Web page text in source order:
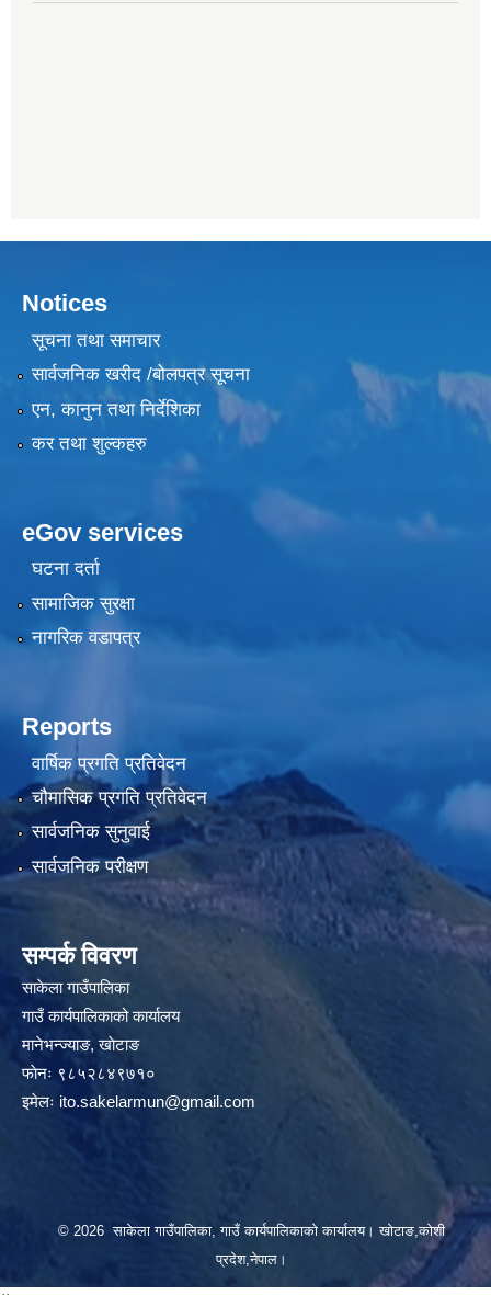
Notices
सूचना तथा समाचार
सार्वजनिक खरीद /बोलपत्र सूचना
एन, कानुन तथा निर्देशिका
कर तथा शुल्कहरु
eGov services
घटना दर्ता
सामाजिक सुरक्षा
नागरिक वडापत्र
Reports
वार्षिक प्रगति प्रतिवेदन
चौमासिक प्रगति प्रतिवेदन
सार्वजनिक सुनुवाई
सार्वजनिक परीक्षण
सम्पर्क विवरण
साकेला गाउँपालिका
गाउँ कार्यपालिकाको कार्यालय
मानेभन्ज्याङ, खाेटाङ
फाेनः ९८५२८४९७१०
इमेलः ito.sakelarmun@gmail.com
© 2026 साकेला गाउँपालिका, गाउँ कार्यपालिकाको कार्यालय। खोटाङ,कोशी
प्रदेश,नेपाल।